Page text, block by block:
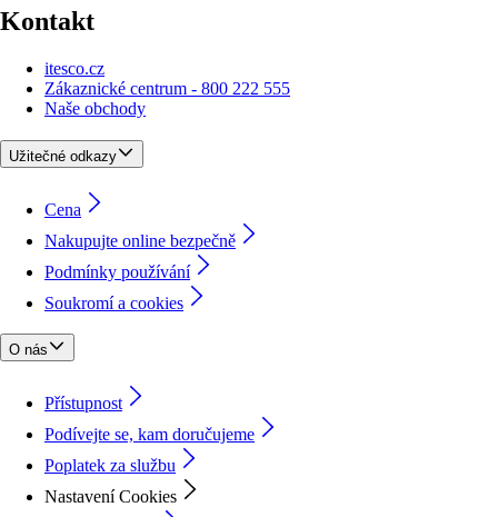
Kontakt
itesco.cz
Zákaznické centrum - 800 222 555
Naše obchody
Užitečné odkazy
Cena
Nakupujte online bezpečně
Podmínky používání
Soukromí a cookies
O nás
Přístupnost
Podívejte se, kam doručujeme
Poplatek za službu
Nastavení Cookies